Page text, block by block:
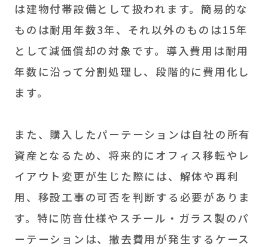
は建物付帯設備として扱われます。簡易的な
ものは耐用年数3年、それ以外のものは15年
として減価償却の対象です。導入費用は耐用
年数に沿って分割処理し、段階的に費用化し
ます。
また、購入したパーテーションは自社の所有
資産となるため、将来的にオフィス移転やレ
イアウト変更が生じた際には、解体や再利
用、移設工事の可否を判断する必要がありま
す。特に防音仕様やスチール・ガラス製のパ
ーテーションは、撤去費用が発生するケース